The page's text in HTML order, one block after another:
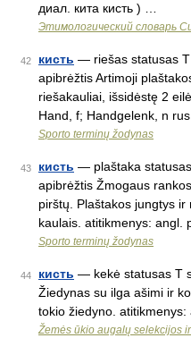
диал. кита кисть ) …
Этимологический словарь
42 кисть — riešas statusas
apibrėžtis Artimoji
riešakauliai, išsidėstę 2
Hand, f; Handgelenk, n
Sporto terminų žodynas
43 кисть — plaštaka
apibrėžtis Žmogaus
pirštų. Plaštakos jungtys
kaulais. atitikmenys: angl.
Sporto terminų žodynas
44 кисть — kekė statusas T
Žiedynas su ilga ašimi ir
tokio žiedyno. atitikmenys:
Žemės ūkio augalų selekcijos